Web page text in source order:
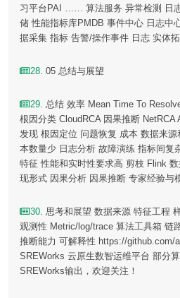
习平台PAI …… 算法服务 异常检测 日
储 性能指标库PMDB 事件中心 日志中
据采集 指标 告警/操作事件 日志 实体
28. 05 总结与展望
29. 总结 效率 Mean Time To
根因分类 CloudRCA 因果推断
发现 根因定位 问题恢复 成本 数据来
本数量少 日志分析 故障演练 指标间复
特征 性能和实时性要求高 剪枝 Flink
现形式 因果分析 因果推断 专家经验与
30. 思考和展望 数据来源 特征工程
观测性 Metric/log/trace 算法工具箱 链
推断能力 可解释性 https://github.com/
SREWorks 云原生数智运维平台 部分
SREWorks输出，欢迎关注！